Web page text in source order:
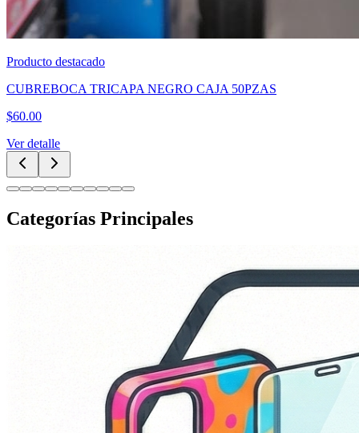
Producto destacado
CUBREBOCA TRICAPA NEGRO CAJA 50PZAS
$60.00
Ver detalle
Categorías Principales